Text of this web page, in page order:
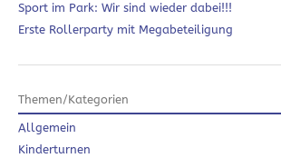
Sport im Park: Wir sind wieder dabei!!!
Erste Rollerparty mit Megabeteiligung
Themen/Kategorien
Allgemein
Kinderturnen